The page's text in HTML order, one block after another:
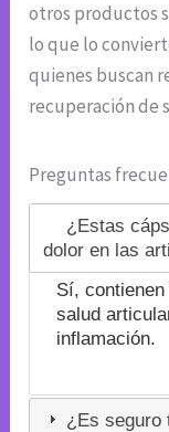
otros productos
lo que lo
quienes buscan
recuperación de
Preguntas
¿Estas
dolor en las
Sí,
salud
inflamación.
¿Es seguro